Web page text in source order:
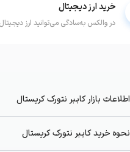
خرید ارز دیجیتال
در والکس به‌سادگی می‌توانید ارز
اطلاعات بازار کایبر نتورک کریستال
نحوه خرید کایبر نتورک کریستال